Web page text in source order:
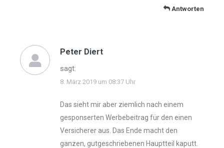
Antworten
Peter Diert
sagt:
8. März 2019 um 08:37 Uhr
Das sieht mir aber ziemlich nach einem
gesponserten Werbebeitrag für den einen
Versicherer aus. Das Ende macht den
ganzen, gutgeschriebenen Hauptteil kaputt.